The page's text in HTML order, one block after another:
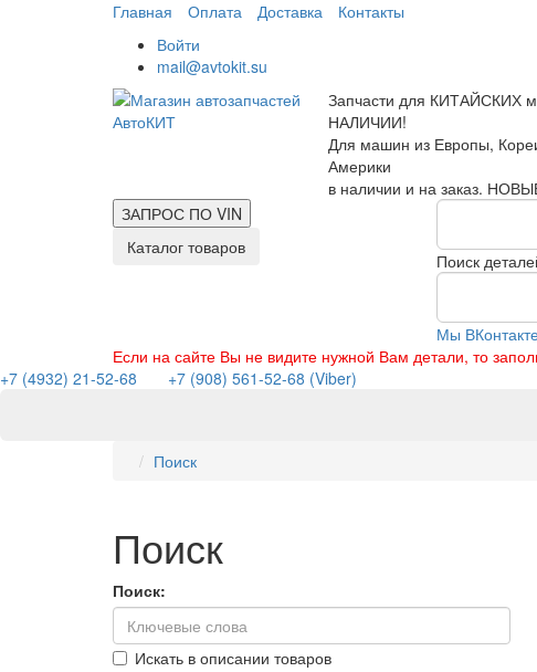
Главная Оплата Доставка
Контакты
Войти
mail@avtokit.su
Запчасти для КИТАЙСКИХ
НАЛИЧИИ!
Для машин из Европы,
Америки
в наличии и на заказ.
ЗАПРОС ПО VIN
Каталог товаров
Поиск
Мы
Если на сайте Вы не видите нужной Вам детали, то
+7 (4932) 21-52-68
+7 (908) 561-52-68 (Viber)
Поиск
Поиск
Поиск:
Искать в описании товаров